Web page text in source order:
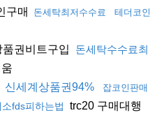
구매 돈세탁최저수수료
테더코인
품권비트구입
돈세탁수수료최
신세계상품권94% 잡코인판매
fds피하는법 trc20 구매대행